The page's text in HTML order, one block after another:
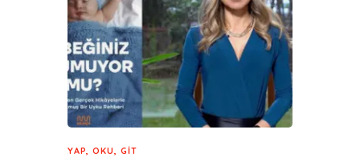
YAP, OKU, GIT